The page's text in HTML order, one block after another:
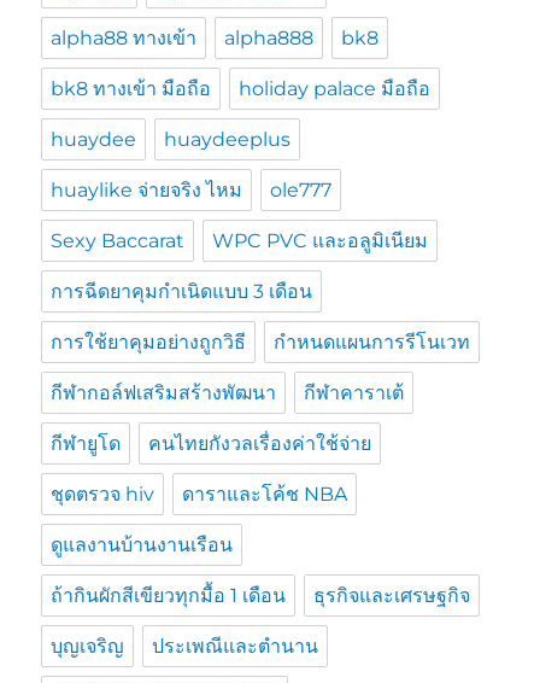
alpha88 ทางเข้า alpha888 bk8
bk8 ทางเข้า มือถือ holiday palace มือถือ
huaydee huaydeeplus
huaylike จ่ายจริง ไหม ole777
Sexy Baccarat WPC PVC และอลูมิเนียม
การฉีดยาคุมกำเนิดแบบ 3 เดือน
การใช้ยาคุมอย่างถูกวิธี กำหนดแผนการรีโนเวท
กีฬากอล์ฟเสริมสร้างพัฒนา กีฬาคาราเต้
กีฬายูโด คนไทยกังวลเรื่องค่าใช้จ่าย
ชุดตรวจ hiv ดาราและโค้ช NBA
ดูแลงานบ้านงานเรือน
ถ้ากินผักสีเขียวทุกมื้อ 1 เดือน ธุรกิจและเศรษฐกิจ
บุญเจริญ ประเพณีและตำนาน